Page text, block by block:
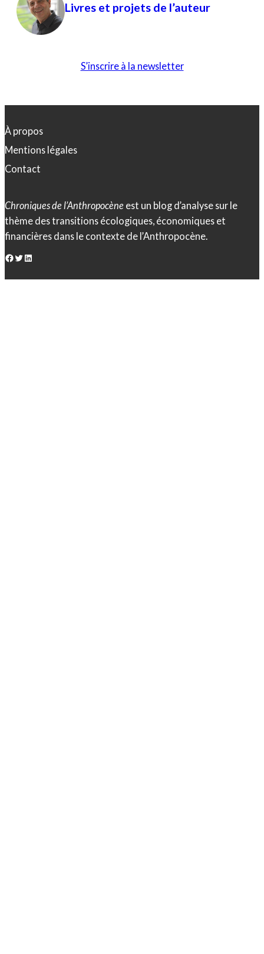
Livres et projets de l’auteur
S’inscrire à la newsletter
À propos
Mentions légales
Contact
Chroniques de l’Anthropocène est un blog d’analyse sur le
thème des transitions écologiques, économiques et
financières dans le contexte de l’Anthropocène.
Facebook Twitter LinkedIn